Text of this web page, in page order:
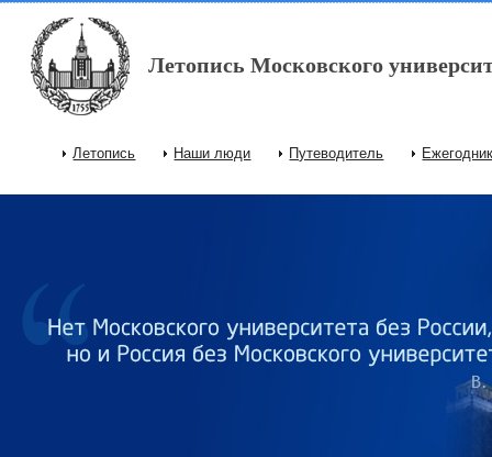
Перейти к основному содержанию
Летопись Московского
Главное меню
Летопись Наши люди Путеводитель